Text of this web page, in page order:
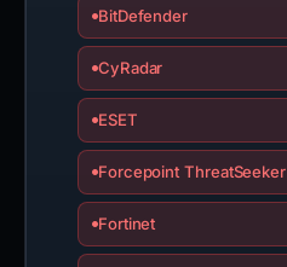
BitDefender
CyRadar
ESET
Forcepoint ThreatSeeker
Fortinet